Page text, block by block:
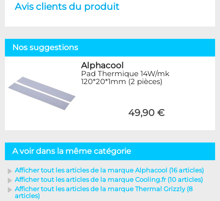
Avis clients du produit
Nos suggestions
Alphacool
Pad Thermique 14W/mk
120*20*1mm (2 pièces)
49,90 €
A voir dans la même catégorie
Afficher tout les articles de la marque Alphacool (16 articles)
Afficher tout les articles de la marque Cooling.fr (10 articles)
Afficher tout les articles de la marque Thermal Grizzly (8
articles)